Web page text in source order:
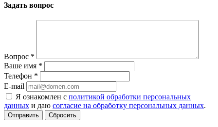
Задать вопрос
Вопрос *
Ваше имя *
Телефон *
E-mail
Я ознакомлен с политикой обработки персональных
данных и даю согласие на обработку персональных данных.
Сбросить